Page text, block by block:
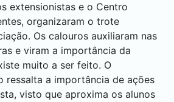
extensionistas e o Centro
organizaram o trote
Os calouros auxiliaram nas
e viram a importância da
muito a ser feito. O
ressalta a importância de ações
visto que aproxima os alunos